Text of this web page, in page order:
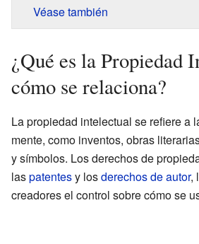
Véase también
¿Qué es la Propiedad
cómo se relaciona?
La propiedad intelectual se refiere a
mente, como inventos, obras
y símbolos. Los derechos de
laspatentesy losderechos de autor,
creadores el control sobre cómo se